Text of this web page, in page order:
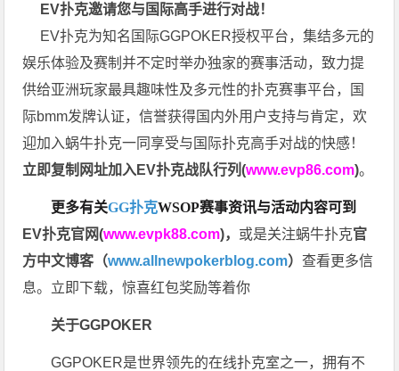
EV扑克邀请您与国际高手进行对战！
EV扑克为知名国际GGPOKER授权平台，集结多元的
娱乐体验及赛制并不定时举办独家的赛事活动，致力提
供给亚洲玩家最具趣味性及多元性的扑克赛事平台，国
际bmm发牌认证，信誉获得国内外用户支持与肯定，欢
迎加入蜗牛扑克一同享受与国际扑克高手对战的快感！
立即复制网址加入EV扑克战队行列(www.evp86.com)。
更多有关GG扑克WSOP赛事资讯与活动内容可到
EV扑克官网(www.evpk88.com)， 或是关注蜗牛扑克官
方中文博客（www.allnewpokerblog.com）查看更多信
息。立即下载，惊喜红包奖励等着你
关于GGPOKER
GGPOKER是世界领先的在线扑克室之一，拥有不